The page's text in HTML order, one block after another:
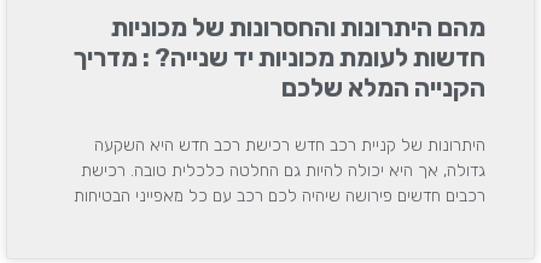
מהם היתרונות והחסרונות של מכוניות
חדשות לעומת מכוניות יד שנייה? : מדריך
הקנייה המלא שלכם
היתרונות של קניית רכב חדש רכישת רכב חדש היא השקעה
גדולה, אך היא יכולה להיות גם החלטה כלכלית טובה. רכישת
רכבים חדשים פירושה שיהיה לכם רכב עם כל מאפייני הבטיחות